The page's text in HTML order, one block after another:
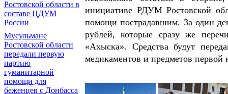
Ростовской области в
составе ЦДУМ
России
Мусульмане
Ростовской области
передали первую
партию
гуманитарной
помощи для
беженцев с Донбасса
инициативе РДУМ Ростовской
помощи пострадавшим. За один
рублей, которые сразу же
«Ахыска». Средства будут
медикаментов и предметов